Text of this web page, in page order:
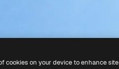
cookies on your device to enhance site